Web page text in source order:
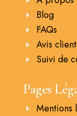
Blog
FAQs
Avis
Suivi de
Pages
Mentions